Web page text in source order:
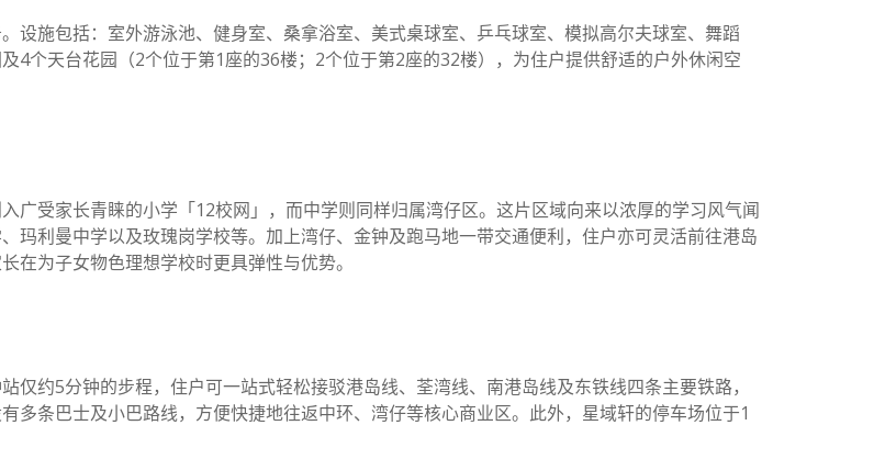
设施包括：室外游泳池、健身室、桑拿浴室、美式桌球室、乒乓球室、模拟高尔夫球室、舞蹈
4个天台花园（2个位于第1座的36楼；2个位于第2座的32楼），为住户提供舒适的户外休闲空
广受家长青睐的小学「12校网」，而中学则同样归属湾仔区。这片区域向来以浓厚的学习风气闻
玛利曼中学以及玫瑰岗学校等。加上湾仔、金钟及跑马地一带交通便利，住户亦可灵活前往港岛
在为子女物色理想学校时更具弹性与优势。
约5分钟的步程，住户可一站式轻松接驳港岛线、荃湾线、南港岛线及东铁线四条主要铁路，
多条巴士及小巴路线，方便快捷地往返中环、湾仔等核心商业区。此外，星域轩的停车场位于1